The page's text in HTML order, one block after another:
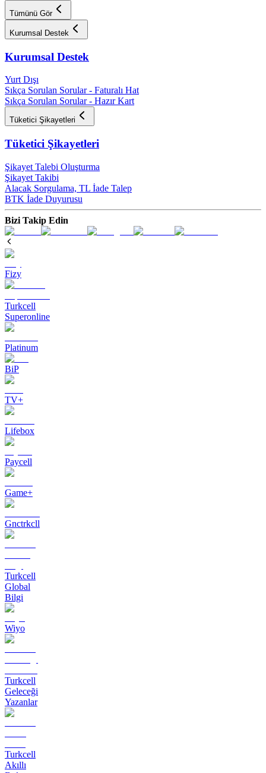
Tümünü Gör
Kurumsal Destek
Kurumsal Destek
Yurt Dışı
Sıkça Sorulan Sorular - Faturalı Hat
Sıkça Sorulan Sorular - Hazır Kart
Tüketici Şikayetleri
Tüketici Şikayetleri
Şikayet Talebi Oluşturma
Şikayet Takibi
Alacak Sorgulama, TL İade Talep​
BTK İade Duyurusu
Bizi Takip Edin
Fizy
Turkcell
Superonline
Platinum
BiP
TV+
Lifebox
Paycell
Game+
Gnctrkcll
Turkcell
Global
Bilgi
Wiyo
Turkcell
Geleceği
Yazanlar
Turkcell
Akıllı